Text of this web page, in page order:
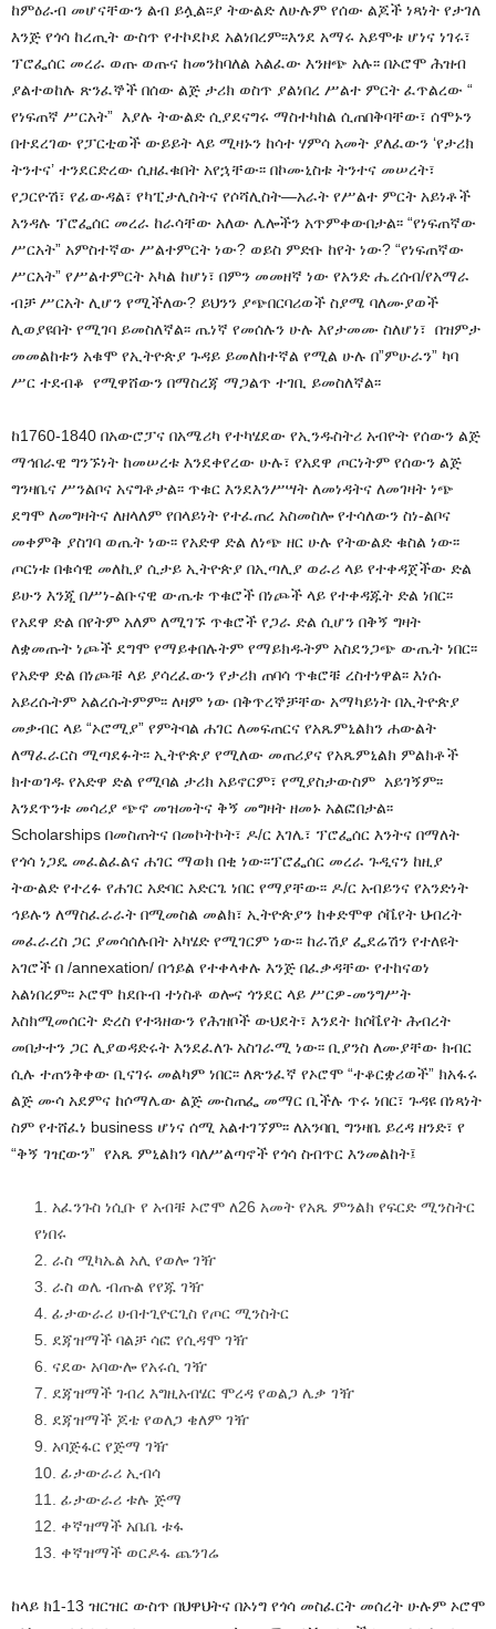
ከምዕራብ መሆናቸውን ልብ ይሏል፡፡ያ ትውልድ ለሁሉም የሰው ልጆች ነጻነት የታገለ
እንጅ የጎሳ ከረጢት ውስጥ የተኮደኮደ አልነበረም፡፡እንደ አማሩ አይሞቱ ሆነና ነገሩ፣
ፕሮፌሰር መረራ ወጡ ወጡና ከመንከባለል አልፈው እንዘጭ አሉ፡፡ በኦሮሞ ሕዝብ
ያልተወከሉ ጽንፈኞች በሰው ልጅ ታሪክ ወስጥ ያልነበረ ሥልተ ምርት ፈጥልረው “
የነፍጠኛ ሥርአት” እያሉ ትውልድ ሲያደናግሩ ማስተካከል ሲጠበቅባቸው፣ ሰሞኑን
በተደረገው የፓርቲወች ውይይት ላይ ሚዛኑን ከሳተ ሃምሳ አመት ያለፈውን ‘የታሪክ
ትንተና’ ተንደርድረው ሲዘፈቁበት አየኋቸው፡፡ በኮሙኒስቱ ትንተና መሠረት፣
የጋርዮሽ፣ የፊውዳል፣ የካፒታሊስትና የሶሻሊስት—አራት የሥልተ ምርት አይነቶች
እንዳሉ ፕሮፌሰር መረራ ከራሳቸው አለው ሌሎችን አጥምቀውበታል፡፡ “የነፍጠኛው
ሥርአት” አምስተኛው ሥልተምርት ነው? ወይስ ምድቡ ከየት ነው? “የነፍጠኛው
ሥርአት” የሥልተምርት አካል ከሆነ፣ በምን መመዘኛ ነው የአንድ ሔረሰብ/የአማራ
ብቻ ሥርአት ሊሆን የሚችለው? ይህንን ያጭበርባሪወች ስያሜ ባለሙያወች
ሊወያዩበት የሚገባ ይመስለኛል፡፡ ጤነኛ የመሰሉን ሁሉ እየታመሙ ስለሆነ፣ በዝምታ
መመልከቱን አቁሞ የኢትዮጵያ ጉዳይ ይመለከተኛል የሚል ሁሉ በ”ምሁራን” ካባ
ሥር ተደብቆ የሚዋሸውን በማስረጃ ማጋልጥ ተገቢ ይመስለኛል፡፡
ከ1760-1840 በአውሮፓና በአሜሪካ የተካሄደው የኢንዱስትሪ አብዮት የሰውን ልጅ
ማኅበራዊ ግንኙነት ከመሠረቱ እንደቀየረው ሁሉ፣ የአደዋ ጦርነትም የሰውን ልጅ
ግንዛቤና ሥንልቦና አናግቶታል፡፡ ጥቁር እንደእንሥሣት ለመነዳትና ለመገዛት ነጭ
ደግሞ ለመግዛትና ለዘላለም የበላይነት የተፈጠረ አስመስሎ የተሳለውን ስነ-ልቦና
መቀምቅ ያስገባ ወጤት ነው፡፡ የአድዋ ድል ለነጭ ዘር ሁሉ የትውልድ ቁስል ነው፡፡
ጦርነቱ በቁሳዊ መለኪያ ሲታይ ኢትዮጵያ በኢጣሊያ ወራሪ ላይ የተቀዳጀችው ድል
ይሁን እንጂ በሥነ-ልቡናዊ ውጤቱ ጥቁሮች በነጮች ላይ የተቀዳጁት ድል ነበር፡፡
የአደዋ ድል በየትም አለም ለሚገኙ ጥቁሮች የጋራ ድል ሲሆን በቅኝ ግዛት
ለቋመጡት ነጮች ደግሞ የማይቀበሉትም የማይክዱትም አስደንጋጭ ውጤት ነበር፡፡
የአድዋ ድል በነጮቹ ላይ ያሳረፈውን የታሪክ ጠባሳ ጥቁሮቹ ረስተነዋል፡፡ እነሱ
አይረሱትም አልረሱትምም፡፡ ለዛም ነው በቅጥረኞቻቸው አማካይነት በኢትዮጵያ
መቃብር ላይ “ኦሮሚያ” የምትባል ሐገር ለመፍጠርና የአጼምኒልክን ሐውልት
ለማፈራርስ ሚጣደፉት፡፡ ኢትዮጵያ የሚለው መጠሪያና የአጼምኒልክ ምልክቶች
ክተወገዱ የአድዋ ድል የሚባል ታሪክ አይኖርም፣ የሚያስታውስም አይገኝም፡፡
እንደጥንቱ መሳሪያ ጭኖ መዝመትና ቅኝ መግዛት ዘመኑ አልፎበታል፡፡
Scholarships በመስጠትና በመኮትኮት፣ ዶ/ር እገሌ፣ ፕሮፌሰር እንትና በማለት
የጎሳ ነጋዴ መፈልፈልና ሐገር ማወክ በቂ ነው፡፡ፕሮፌሰር መረራ ጉዲናን ከዚያ
ትውልድ የተረፉ የሐገር አድባር አድርጌ ነበር የማያቸው፡፡ ዶ/ር አብይንና የአንድነት
ኅይሉን ለማስፈራራት በሚመስል መልክ፣ ኢትዮጵያን ከቀድሞዋ ሶቬየት ህብረት
መፈራረስ ጋር ያመሳሰሉበት አካሄድ የሚገርም ነው፡፡ ከራሽያ ፌደሬሽን የተለዩት
አገሮች በ /annexation/ በኅይል የተቀላቀሉ እንጅ በፈቃዳቸው የተከናወነ
አልነበረም፡፡ ኦሮሞ ከደቡብ ተነስቶ ወሎና ጎንደር ላይ ሥርዎ-መንግሥት
እስክሚመሰርት ድረስ የተጓዘውን የሕዝቦች ውህደት፣ እንደት ክሶቬየት ሕብረት
መበታተን ጋር ሊያወዳድሩት እንደፈለጉ አስገራሚ ነው፡፡ ቢያንስ ለሙያቸው ክብር
ሲሉ ተጠንቅቀው ቢናገሩ መልካም ነበር፡፡ ለጽንፈኛ የኦሮሞ “ተቆርቋሪወች” ክአፋሩ
ልጅ ሙሳ አደምና ከሶማሌው ልጅ ሙስጠፌ መማር ቢችሉ ጥሩ ነበር፣ ጉዳዩ በነጻነት
ስም የተሸፈነ business ሆነና ሰሚ አልተገኘም፡፡ ለአንባቢ ግንዛቤ ይረዳ ዘንድ፣ የ
“ቅኝ ገዢውን” የአጼ ምኒልክን ባለሥልጣኖች የጎሳ ስብጥር እንመልከት፤
አፈንጉስ ነሲቡ የ አብቹ ኦሮሞ ለ26 አመት የአጼ ምንልክ የፍርድ ሚንስትር
የነበሩ
ራስ ሚካኤል አሊ የወሎ ገዥ
ራስ ወሌ ብጡል የየጁ ገዥ
ፊታውራሪ ሀብተጊዮርጊስ የጦር ሚንስትር
ደጃዝማች ባልቻ ሳፎ የሲዳሞ ገዥ
ናደው አባውሎ የአሩሲ ገዥ
ደጃዝማች ገብረ እግዚአብሄር ሞረዳ የወልጋ ሌቃ ገዥ
ደጃዝማች ጆቴ የወለጋ ቄለም ገዥ
አባጅፋር የጅማ ገዥ
ፊታውራሪ ኢብሳ
ፊታውራሪ ቱሉ ጅማ
ቀኛዝማች አቤቤ ቱፋ
ቀኛዝማች ወርዶፋ ጨንገሬ
ከላይ ክ1-13 ዝርዝር ውስጥ በህዋህትና በኦነግ የጎሳ መስፈርት መሰረት ሁሉም ኦሮሞ